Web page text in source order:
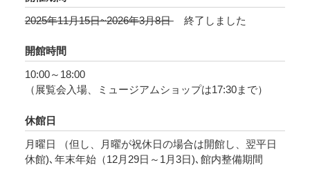
私は心の底から幸福だと思っている。 （『ド
ナルド・キーン自伝』より）
日本人以上に日本・日本文学を知り、その魅力
を伝え続けたドナルド・キーンとは。「黄金時
ようなものだったのか。この問いに挑むこと
は、日本に生まれた私たちが、これからのグロ
ーバル社会で生きていくための道標となること
2025年11月15日~2026年3月8日
終了しました
開館時間
10:00～18:00
（展覧会入場、ミュージアムショップは17:30まで）
休館日
月曜日 （但し、月曜が祝休日の場合は開館し、翌平日
休館)､年末年始（12月29日～1月3日)､館内整備期間